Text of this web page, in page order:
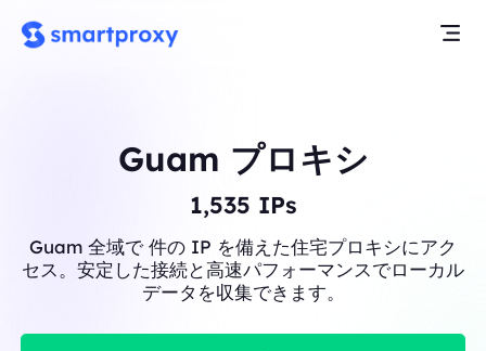
Guam プロキシ
1,535 IPs
Guam 全域で 件の IP を備えた住宅プロキシにアク
セス。安定した接続と高速パフォーマンスでローカル
データを収集できます。